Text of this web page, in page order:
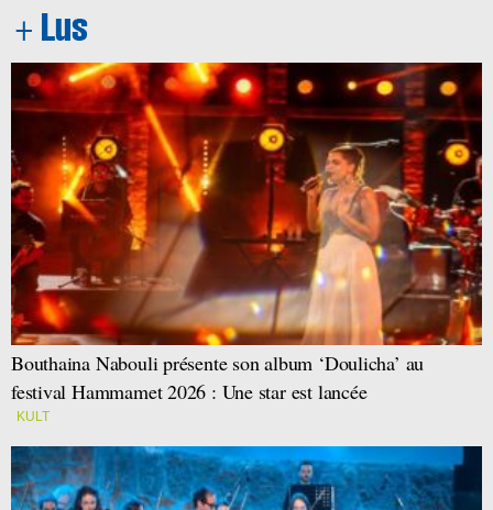
Bouthaina Nabouli présente son album ‘Doulicha’ au
festival Hammamet 2026 : Une star est lancée
KULT